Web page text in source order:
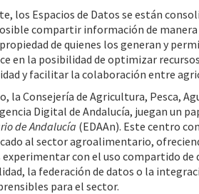
los Espacios de Datos se están
compartir información de
de quienes los generan y
en la posibilidad de optimizar
y facilitar la colaboración entre
la Consejería de Agricultura, Pesca,
Digital de Andalucía, juegan un
de Andalucía (EDAAn). Este centro
al sector agroalimentario,
experimentar con el uso compartido
la federación de datos o la
para el sector.